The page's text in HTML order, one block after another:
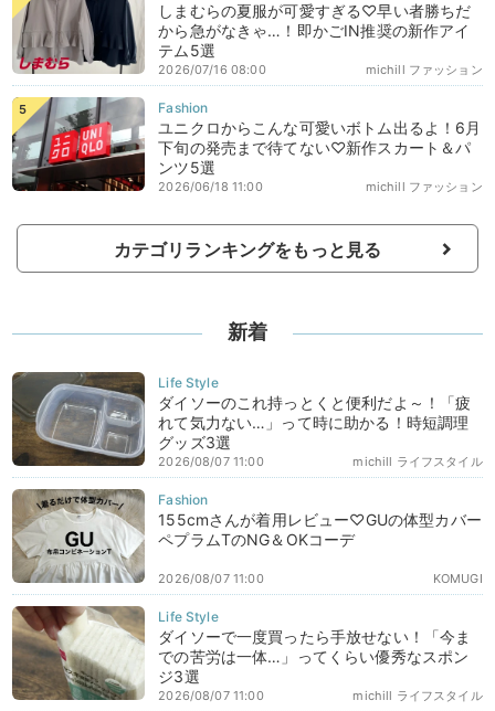
しまむらの夏服が可愛すぎる♡早い者勝ちだ
から急がなきゃ…！即かごIN推奨の新作アイ
テム5選
michill ファッション
2026/07/16 08:00
ユニクロからこんな可愛いボトム出るよ！6月
下旬の発売まで待てない♡新作スカート＆パ
ンツ5選
michill ファッション
2026/06/18 11:00
カテゴリランキングをもっと見る
新着
ダイソーのこれ持っとくと便利だよ～！「疲
れて気力ない…」って時に助かる！時短調理
グッズ3選
michill ライフスタイル
2026/08/07 11:00
155cmさんが着用レビュー♡GUの体型カバー
ペプラムTのNG＆OKコーデ
KOMUGI
2026/08/07 11:00
ダイソーで一度買ったら手放せない！「今ま
での苦労は一体…」ってくらい優秀なスポン
ジ3選
michill ライフスタイル
2026/08/07 11:00